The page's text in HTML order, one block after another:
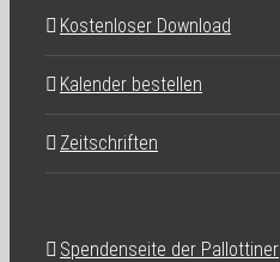
Kostenloser Download
Kalender bestellen
Zeitschriften
Spendenseite der Pallottiner